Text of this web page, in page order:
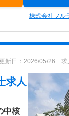
株式会社フル
新日：2026/05/26 求
求人
中核